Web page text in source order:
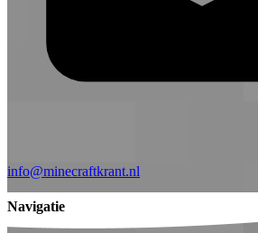
info@minecraftkrant.nl
Navigatie